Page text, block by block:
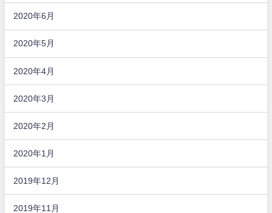
2020年6月
2020年5月
2020年4月
2020年3月
2020年2月
2020年1月
2019年12月
2019年11月